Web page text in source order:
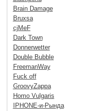
Brain Damage
Bruxsa
cjMeF
Dark Town
Donnerwetter
Double Bubble
FreemanWay
Fuck off
GroovyZappa
Homo Vulgaris
IPHONE-и-Рында